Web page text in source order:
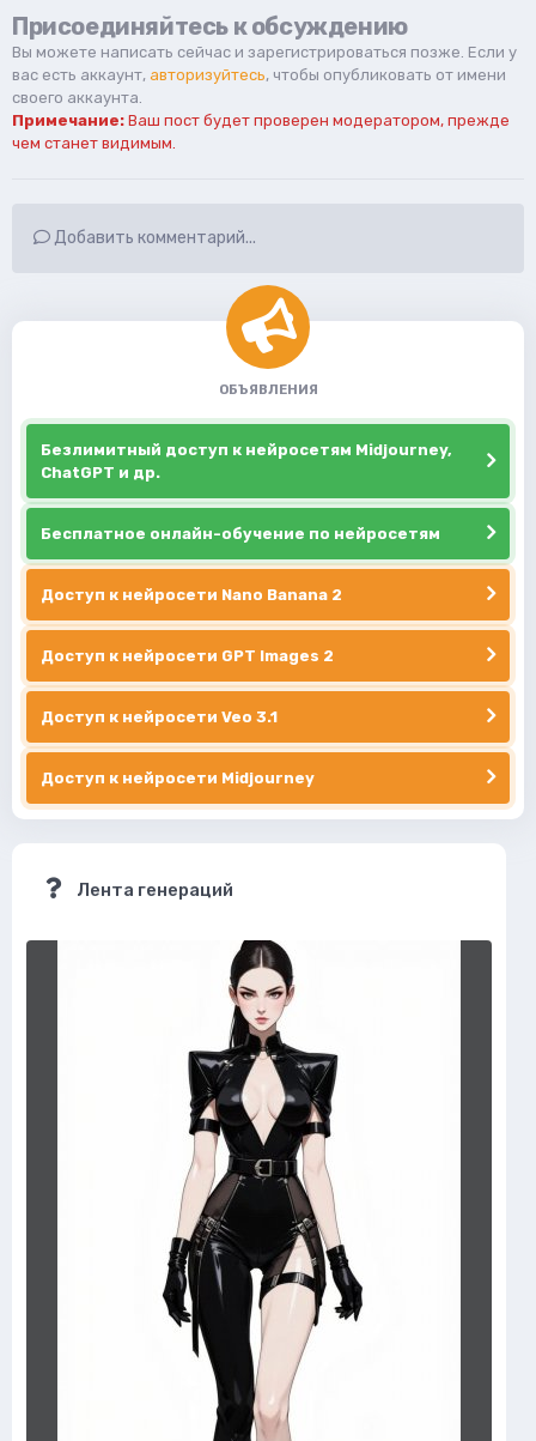
Присоединяйтесь к обсуждению
Вы можете написать сейчас и зарегистрироваться позже. Если у
вас есть аккаунт, авторизуйтесь, чтобы опубликовать от имени
своего аккаунта.
Примечание: Ваш пост будет проверен модератором, прежде
чем станет видимым.
Добавить комментарий...
ОБЪЯВЛЕНИЯ
Безлимитный доступ к нейросетям Midjourney,
ChatGPT и др.
Бесплатное онлайн-обучение по нейросетям
Доступ к нейросети Nano Banana 2
Доступ к нейросети GPT Images 2
Доступ к нейросети Veo 3.1
Доступ к нейросети Midjourney
Лента генераций